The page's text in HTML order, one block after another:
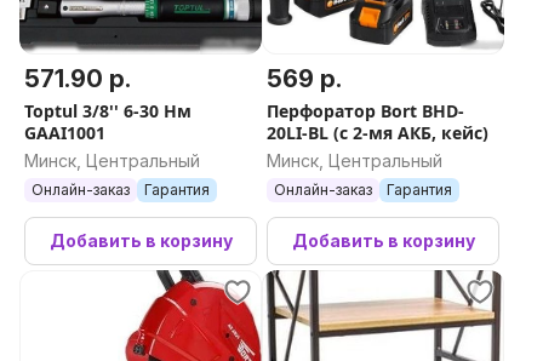
571.90 р.
Toptul 3/8'' 6-30 Нм
GAAI1001
Минск, Центральный
Онлайн-заказ Гарантия
Добавить в корзину
569 р.
Перфоратор Bort BHD-
20LI-BL (с 2-мя АКБ, кейс)
Минск, Центральный
Онлайн-заказ Гарантия
Добавить в корзину